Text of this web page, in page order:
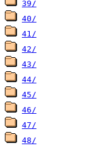
39/
40/
41/
42/
43/
44/
45/
46/
47/
48/